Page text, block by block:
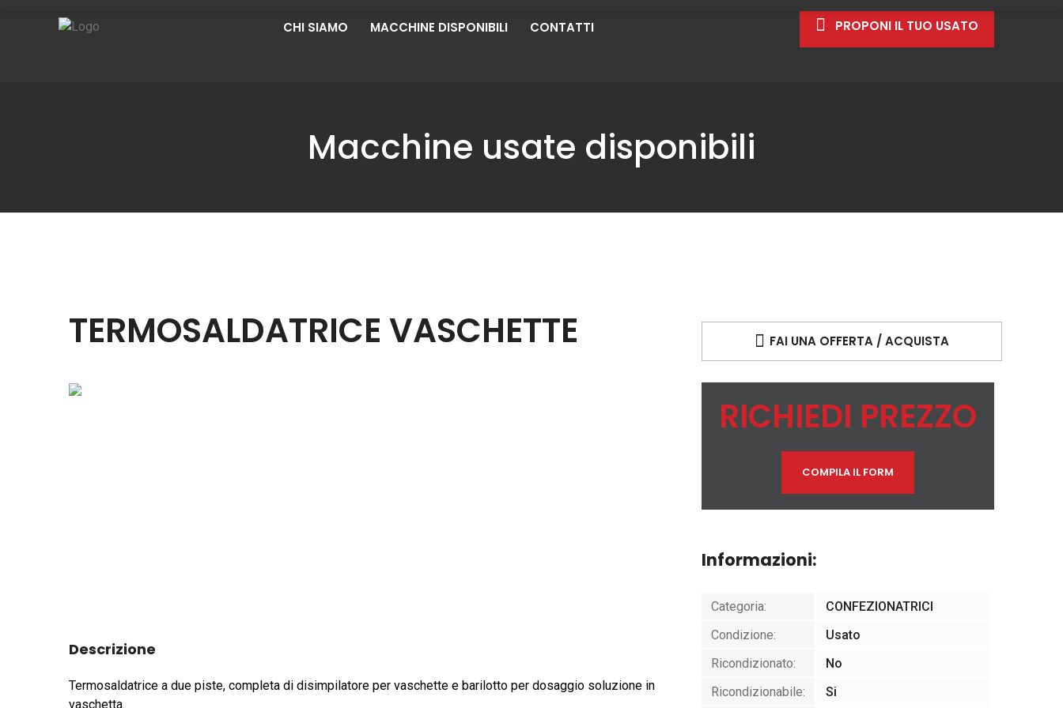
CHI SIAMO MACCHINE DISPONIBILI CONTATTI PROPONI IL TUO USATO
Macchine usate disponibili
TERMOSALDATRICE VASCHETTE
Descrizione
Termosaldatrice a due piste, completa di disimpilatore per vaschette e barilotto per dosaggio soluzione in
vaschetta.
FAI UNA OFFERTA / ACQUISTA
RICHIEDI PREZZO
COMPILA IL FORM
Informazioni:
Categoria:
CONFEZIONATRICI
Condizione:
Usato
Ricondizionato:
No
Ricondizionabile:
Si